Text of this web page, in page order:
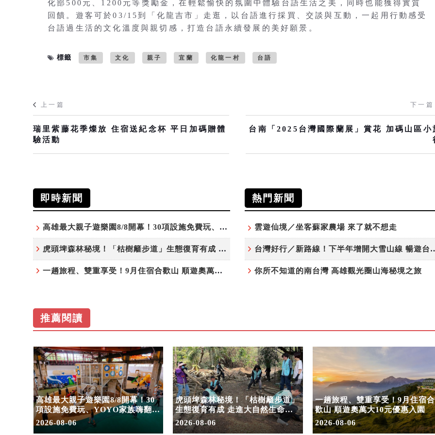
化部500元、1200元等獎勵金，在輕鬆愉快的氛圍中體驗台語生活之美，同時也能獲得實質
回饋。遊客可於03/15到「化龍吉市」走逛，以台語進行採買、交談與互動，一起用行動感受
台語過生活的文化溫度與親切感，打造台語永續發展的美好願景。
標籤 市集 文化 親子 宜蘭 化龍一村 台語
上一篇
瑞里紫藤花季燦放 住宿送紀念杯 平日加碼贈體
驗活動
下一篇
台南「2025台灣國際蘭展」賞花 加碼山區小
即時新聞
高雄最大親子遊樂園8/8開幕！30項設施免費玩、YOYO家族嗨翻暑假
虎頭埤森林秘境！「枯樹籬步道」生態復育有成 走進大自然生命教室
一趟旅程、雙重享受！9月住宿合歡山 順遊奧萬大10元優惠入園
熱門新聞
雲遊仙境／坐客蘇家農場 來了就不想走
台灣好行／新路線！下
你所不知道的南台灣 高雄觀光圈山海秘境之旅
推薦閱讀
高雄最大親子遊樂園8/8開幕！30
項設施免費玩、YOYO家族嗨翻暑
假
2026-08-06
虎頭埤森林秘境！「枯樹籬步道」
生態復育有成 走進大自然生命教
室
2026-08-06
一趟旅程、雙重享受！9月住宿合
歡山 順遊奧萬大10元優惠入園
2026-08-06